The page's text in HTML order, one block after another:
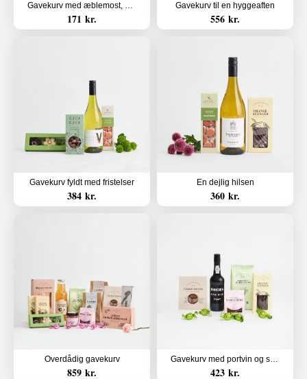
Gavekurv med æblemost, blandede bolcher og marcipanblomster
171 kr.
Gavekurv til en hyggeaften
556 kr.
Gavekurv fyldt med fristelser
384 kr.
En dejlig hilsen
360 kr.
Overdådig gavekurv
859 kr.
Gavekurv med portvin og sødt
423 kr.